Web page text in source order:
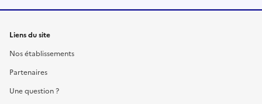
Liens du site
Nos établissements
Partenaires
Une question ?